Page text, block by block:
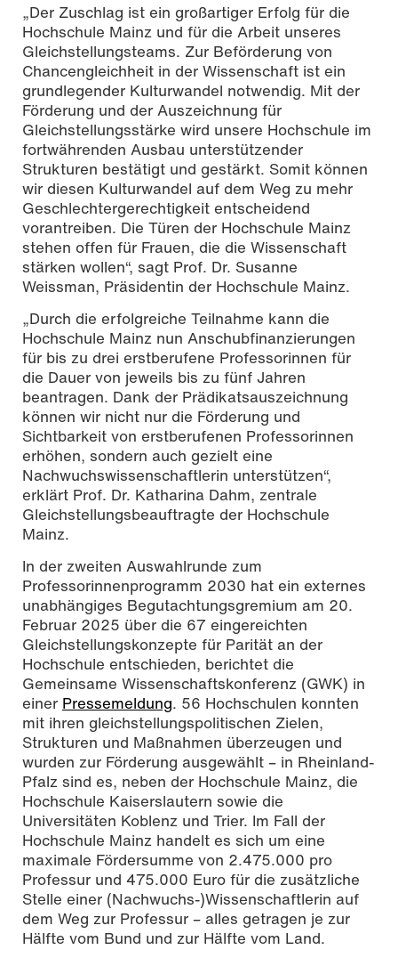
„Der Zuschlag ist ein großartiger Erfolg für die
Hochschule Mainz und für die Arbeit unseres
Gleichstellungsteams. Zur Beförderung von
Chancengleichheit in der Wissenschaft ist ein
grundlegender Kulturwandel notwendig. Mit der
Förderung und der Auszeichnung für
Gleichstellungsstärke wird unsere Hochschule im
fortwährenden Ausbau unterstützender
Strukturen bestätigt und gestärkt. Somit können
wir diesen Kulturwandel auf dem Weg zu mehr
Geschlechtergerechtigkeit entscheidend
vorantreiben. Die Türen der Hochschule Mainz
stehen offen für Frauen, die die Wissenschaft
stärken wollen“, sagt Prof. Dr. Susanne
Weissman, Präsidentin der Hochschule Mainz.
„Durch die erfolgreiche Teilnahme kann die
Hochschule Mainz nun Anschubfinanzierungen
für bis zu drei erstberufene Professorinnen für
die Dauer von jeweils bis zu fünf Jahren
beantragen. Dank der Prädikatsauszeichnung
können wir nicht nur die Förderung und
Sichtbarkeit von erstberufenen Professorinnen
erhöhen, sondern auch gezielt eine
Nachwuchswissenschaftlerin unterstützen“,
erklärt Prof. Dr. Katharina Dahm, zentrale
Gleichstellungsbeauftragte der Hochschule
Mainz.
In der zweiten Auswahlrunde zum
Professorinnenprogramm 2030 hat ein externes
unabhängiges Begutachtungsgremium am 20.
Februar 2025 über die 67 eingereichten
Gleichstellungskonzepte für Parität an der
Hochschule entschieden, berichtet die
Gemeinsame Wissenschaftskonferenz (GWK) in
einer Pressemeldung. 56 Hochschulen konnten
mit ihren gleichstellungspolitischen Zielen,
Strukturen und Maßnahmen überzeugen und
wurden zur Förderung ausgewählt – in Rheinland-
Pfalz sind es, neben der Hochschule Mainz, die
Hochschule Kaiserslautern sowie die
Universitäten Koblenz und Trier. Im Fall der
Hochschule Mainz handelt es sich um eine
maximale Fördersumme von 2.475.000 pro
Professur und 475.000 Euro für die zusätzliche
Stelle einer (Nachwuchs-)Wissenschaftlerin auf
dem Weg zur Professur – alles getragen je zur
Hälfte vom Bund und zur Hälfte vom Land.